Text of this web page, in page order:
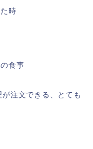
時
食事
注文できる、とても